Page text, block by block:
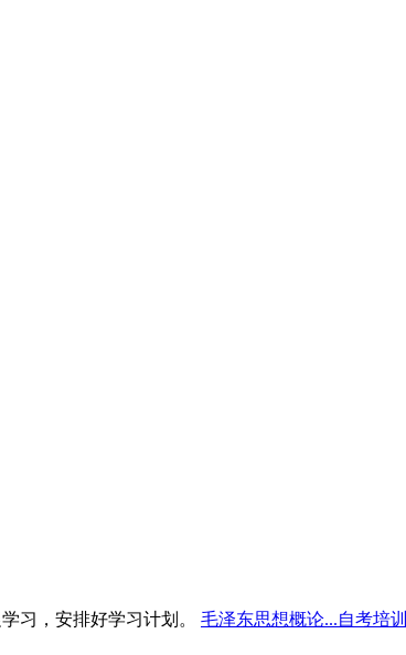
习，安排好学习计划。 毛泽东思想概论...自考培训